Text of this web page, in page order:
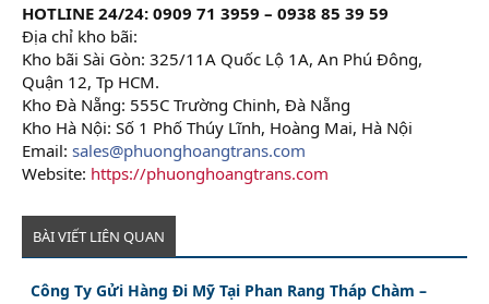
HOTLINE 24/24: 0909 71 3959 – 0938 85 39 59
Địa chỉ kho bãi:
Kho bãi Sài Gòn: 325/11A Quốc Lộ 1A, An Phú Đông,
Quận 12, Tp HCM.
Kho Đà Nẵng: 555C Trường Chinh, Đà Nẵng
Kho Hà Nội: Số 1 Phố Thúy Lĩnh, Hoàng Mai, Hà Nội
Email: sales@phuonghoangtrans.com
Website: https://phuonghoangtrans.com
BÀI VIẾT LIÊN QUAN
Công Ty Gửi Hàng Đi Mỹ Tại Phan Rang Tháp Chàm –